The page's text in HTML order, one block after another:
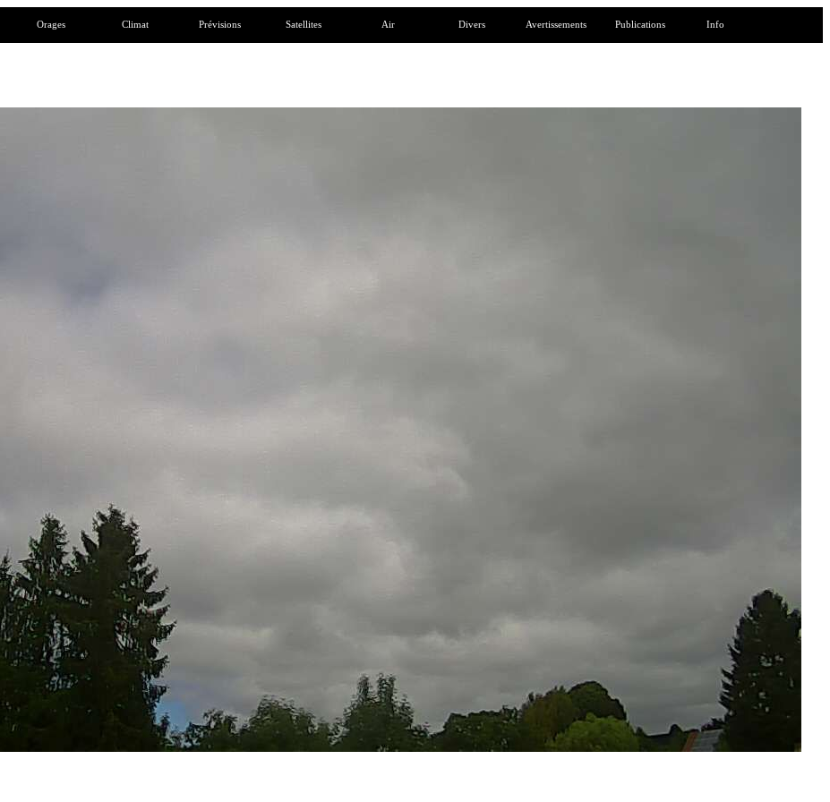
Orages Climat Prévisions Satellites Air Divers Avertissements Publications Info